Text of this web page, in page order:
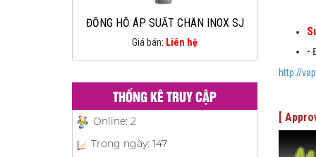
ĐỒNG HỒ ÁP SUẤT TIẾP ĐIỂM ĐIỆN
SJ TAIWAN
Giá bán: Liên hệ
THỐNG KÊ TRUY CẬP
Online: 2
Trong ngày: 147
-
http://
[